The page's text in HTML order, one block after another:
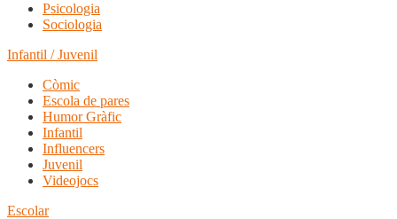
Psicologia
Sociologia
Infantil / Juvenil
Còmic
Escola de pares
Humor Gràfic
Infantil
Influencers
Juvenil
Videojocs
Escolar